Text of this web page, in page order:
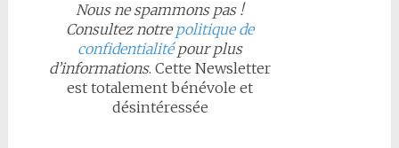
Nous ne spammons pas !
Consultez notrepolitique de
confidentialitépour plus
d’informations. Cette Newsletter
est totalement bénévole et
désintéressée